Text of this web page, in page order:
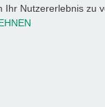
Ihr Nutzererlebnis zu